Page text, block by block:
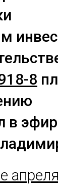
8
в